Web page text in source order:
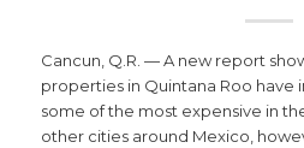
Cancun, Q.R. — A new report
properties in Quintana Roo have
some of the most expensive in
other cities around Mexico,